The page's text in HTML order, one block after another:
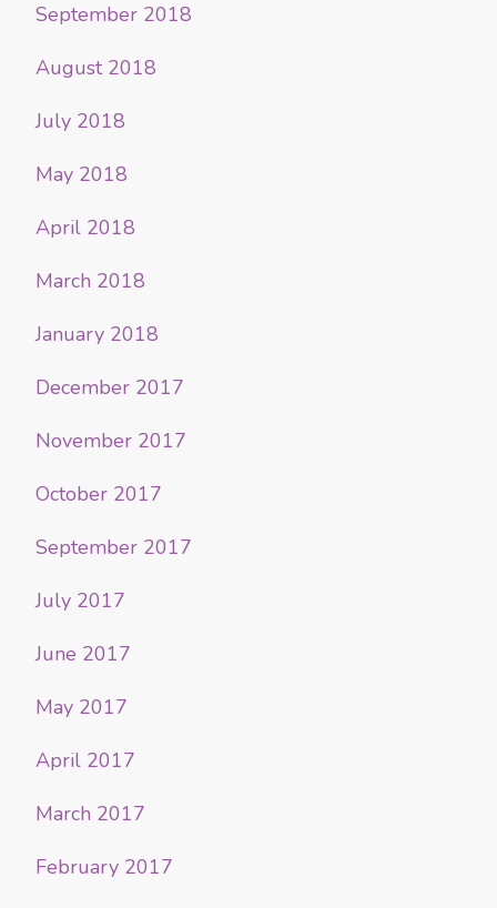
September 2018
August 2018
July 2018
May 2018
April 2018
March 2018
January 2018
December 2017
November 2017
October 2017
September 2017
July 2017
June 2017
May 2017
April 2017
March 2017
February 2017